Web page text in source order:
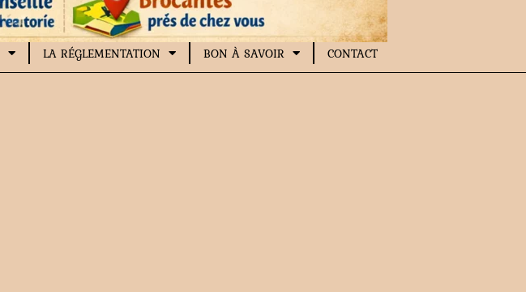
LA RÉGLEMENTATION BON À SAVOIR CONTACT